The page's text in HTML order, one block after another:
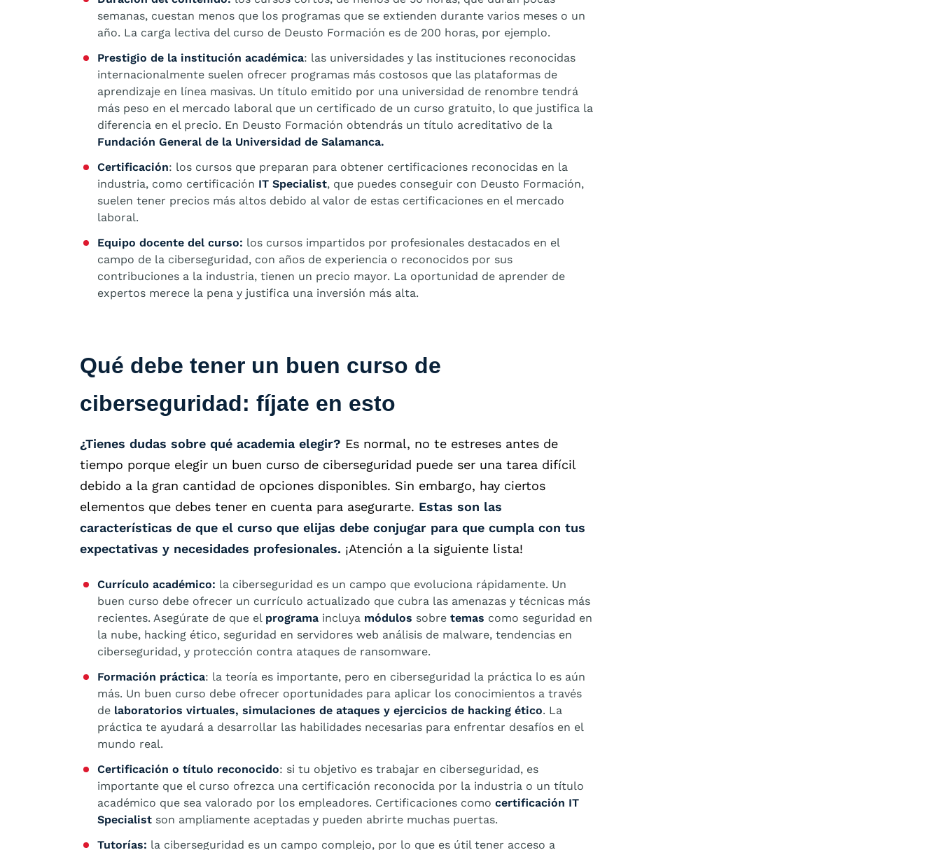
semanas, cuestan menos que los programas que se extienden durante varios meses o un
año. La carga lectiva del curso de Deusto Formación es de 200 horas, por ejemplo.
Prestigio de la institución académica: las universidades y las instituciones reconocidas
internacionalmente suelen ofrecer programas más costosos que las plataformas de
aprendizaje en línea masivas. Un título emitido por una universidad de renombre tendrá
más peso en el mercado laboral que un certificado de un curso gratuito, lo que justifica la
diferencia en el precio. En Deusto Formación obtendrás un título acreditativo de la
Fundación General de la Universidad de Salamanca.
Certificación: los cursos que preparan para obtener certificaciones reconocidas en la
industria, como certificación IT Specialist, que puedes conseguir con Deusto Formación,
suelen tener precios más altos debido al valor de estas certificaciones en el mercado
laboral.
Equipo docente del curso: los cursos impartidos por profesionales destacados en el
campo de la ciberseguridad, con años de experiencia o reconocidos por sus
contribuciones a la industria, tienen un precio mayor. La oportunidad de aprender de
expertos merece la pena y justifica una inversión más alta.
Qué debe tener un buen curso de
ciberseguridad: fíjate en esto
¿Tienes dudas sobre qué academia elegir? Es normal, no te estreses antes de
tiempo porque elegir un buen curso de ciberseguridad puede ser una tarea difícil
debido a la gran cantidad de opciones disponibles. Sin embargo, hay ciertos
elementos que debes tener en cuenta para asegurarte. Estas son las
características de que el curso que elijas debe conjugar para que cumpla con tus
expectativas y necesidades profesionales. ¡Atención a la siguiente lista!
Currículo académico: la ciberseguridad es un campo que evoluciona rápidamente. Un
buen curso debe ofrecer un currículo actualizado que cubra las amenazas y técnicas más
recientes. Asegúrate de que el programa incluya módulos sobre temas como seguridad en
la nube, hacking ético, seguridad en servidores web análisis de malware, tendencias en
ciberseguridad, y protección contra ataques de ransomware.
Formación práctica: la teoría es importante, pero en ciberseguridad la práctica lo es aún
más. Un buen curso debe ofrecer oportunidades para aplicar los conocimientos a través
de laboratorios virtuales, simulaciones de ataques y ejercicios de hacking ético. La
práctica te ayudará a desarrollar las habilidades necesarias para enfrentar desafíos en el
mundo real.
Certificación o título reconocido: si tu objetivo es trabajar en ciberseguridad, es
importante que el curso ofrezca una certificación reconocida por la industria o un título
académico que sea valorado por los empleadores. Certificaciones como certificación IT
Specialist son ampliamente aceptadas y pueden abrirte muchas puertas.
Tutorías: la ciberseguridad es un campo complejo, por lo que es útil tener acceso a